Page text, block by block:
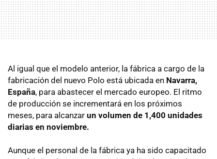
Al igual que el modelo anterior, la fábrica a cargo de la
fabricación del nuevo Polo está ubicada en Navarra,
España, para abastecer el mercado europeo. El ritmo
de producción se incrementará en los próximos
meses, para alcanzar un volumen de 1,400 unidades
diarias en noviembre.
Aunque el personal de la fábrica ya ha sido capacitado